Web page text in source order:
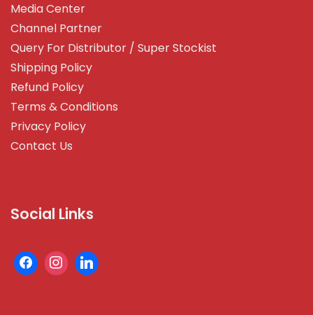
Media Center
Channel Partner
Query For Distributor / Super Stockist
Shipping Policy
Refund Policy
Terms & Conditions
Privacy Policy
Contact Us
Social Links